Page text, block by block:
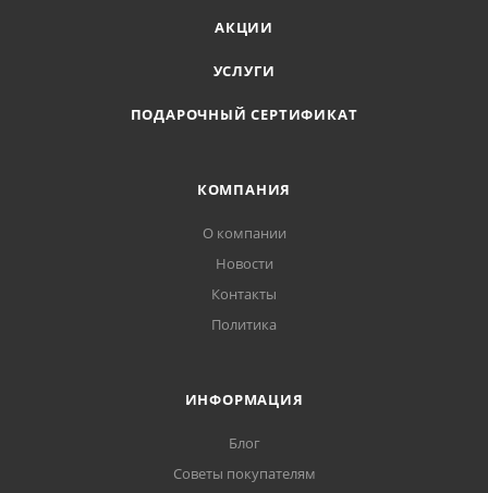
АКЦИИ
УСЛУГИ
ПОДАРОЧНЫЙ СЕРТИФИКАТ
КОМПАНИЯ
О компании
Новости
Контакты
Политика
ИНФОРМАЦИЯ
Блог
Советы покупателям